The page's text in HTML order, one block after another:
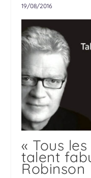
19/08/2016
« Tous
talent
Robinson